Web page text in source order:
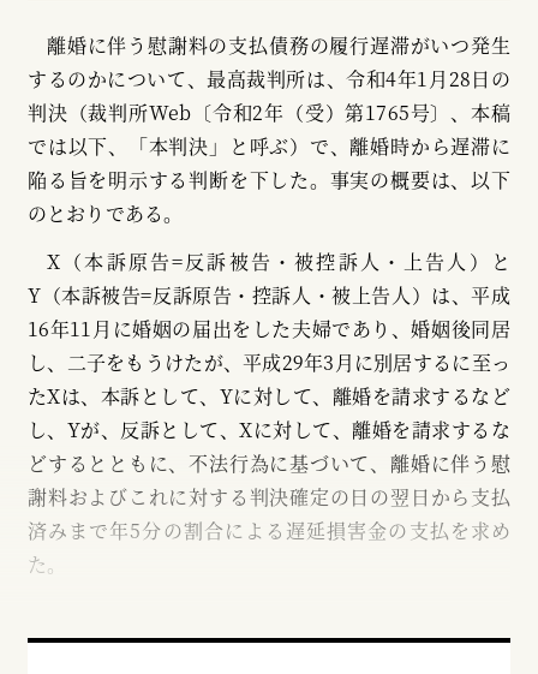
離婚に伴う慰謝料の支払債務の履行遅滞がいつ発生
するのかについて、最高裁判所は、令和4年1月28日の
判決（裁判所Web〔令和2年（受）第1765号〕、本稿
では以下、「本判決」と呼ぶ）で、離婚時から遅滞に
陥る旨を明示する判断を下した。事実の概要は、以下
のとおりである。
X（本訴原告=反訴被告・被控訴人・上告人）と
Y（本訴被告=反訴原告・控訴人・被上告人）は、平成
16年11月に婚姻の届出をした夫婦であり、婚姻後同居
し、二子をもうけたが、平成29年3月に別居するに至っ
たXは、本訴として、Yに対して、離婚を請求するなど
し、Yが、反訴として、Xに対して、離婚を請求するな
どするとともに、不法行為に基づいて、離婚に伴う慰
謝料およびこれに対する判決確定の日の翌日から支払
済みまで年5分の割合による遅延損害金の支払を求め
た。